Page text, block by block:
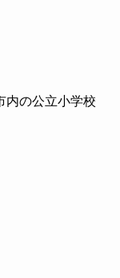
内の公立小学校